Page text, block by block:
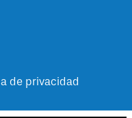
de privacidad